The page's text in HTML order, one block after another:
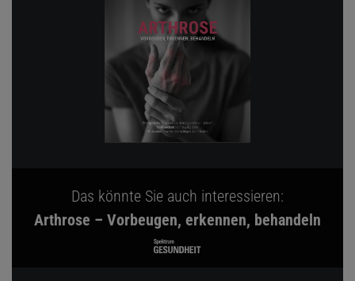
Das könnte Sie auch interessieren:
Arthrose – Vorbeugen, erkennen, behandeln